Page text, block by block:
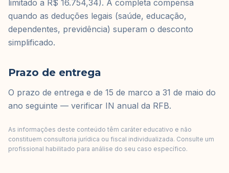
limitado a R$ 16.754,34). A completa compensa
quando as deduções legais (saúde, educação,
dependentes, previdência) superam o desconto
simplificado.
Prazo de entrega
O prazo de entrega e de 15 de marco a 31 de maio do
ano seguinte — verificar IN anual da RFB.
As informações deste conteúdo têm caráter educativo e não
constituem consultoria jurídica ou fiscal individualizada. Consulte um
profissional habilitado para análise do seu caso específico.